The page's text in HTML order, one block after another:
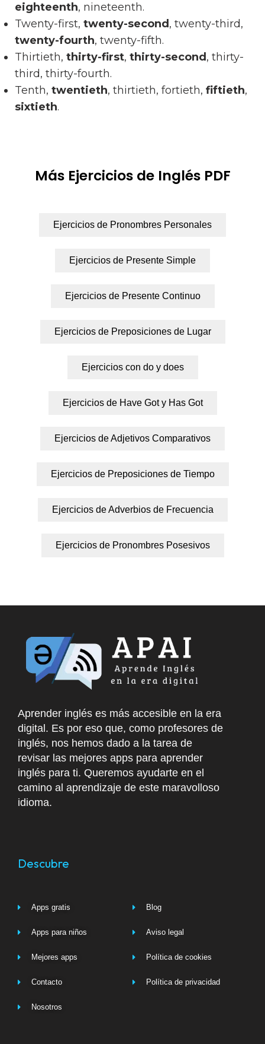
eighteenth, nineteenth.
Twenty-first, twenty-second , twenty-third,
twenty-fourth, twenty-fifth.
Thirtieth, thirty-first, thirty-second , thirty-
third, thirty-fourth.
Tenth, twentieth, thirtieth, fortieth, fiftieth,
sixtieth.
Más Ejercicios de Inglés PDF
Ejercicios de Pronombres Personales
Ejercicios de Presente Simple
Ejercicios de Presente Continuo
Ejercicios de Preposiciones de Lugar
Ejercicios con do y does
Ejercicios de Have Got y Has Got
Ejercicios de Adjetivos Comparativos
Ejercicios de Preposiciones de Tiempo
Ejercicios de Adverbios de Frecuencia
Ejercicios de Pronombres Posesivos
Aprender inglés es más accesible en la era
digital. Es por eso que, como profesores de
inglés, nos hemos dado a la tarea de
revisar las mejores apps para aprender
inglés para ti. Queremos ayudarte en el
camino al aprendizaje de este maravolloso
idioma.
Descubre
Apps gratis
Apps para niños
Mejores apps
Contacto
Nosotros
Blog
Aviso legal
Política de cookies
Política de privacidad